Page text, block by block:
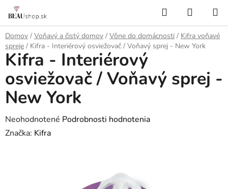
Prejsť
obsah
Hľadať
KOŠÍK
Domov / Voňavý a čistý domov / Vône do domácnosti / Kifra voňavé
spreje / Kifra - Interiérový osviežovač / Voňavý sprej - New York
Kifra - Interiérový
osviežovač / Voňavý sprej -
New York
Priemerné
hodnotenie
Neohodnotené Podrobnosti hodnotenia
Značka: Kifra